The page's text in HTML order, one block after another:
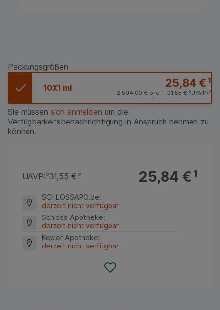
Packungsgrößen
10X1 ml 25,84 €¹
UAVP:²
31,55 €²
2.584,00 € pro 1 l
Sie müssen sich anmelden um die
Verfügbarkeitsbenachrichtigung in Anspruch nehmen zu
können.
25,84 €¹
UAVP:²31,55 €²
SCHLOSSAPO.de:
derzeit nicht verfügbar
Schloss Apotheke:
derzeit nicht verfügbar
Kepler Apotheke:
derzeit nicht verfügbar